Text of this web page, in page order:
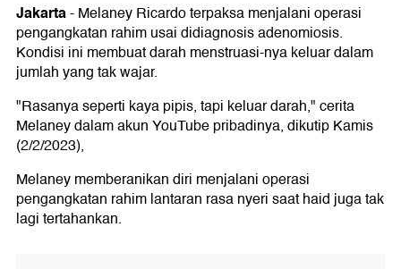
Jakarta-Melaney Ricardo terpaksa menjalani operasi
pengangkatan rahim usai didiagnosis adenomiosis.
Kondisi ini membuat darah menstruasi-nya keluar dalam
jumlah yang tak wajar.
"Rasanya seperti kaya pipis, tapi keluar darah," cerita
Melaney dalam akun YouTube pribadinya, dikutip Kamis
(2/2/2023),
Melaney memberanikan diri menjalani operasi
pengangkatan rahim lantaran rasa nyeri saat haid juga tak
lagi tertahankan.